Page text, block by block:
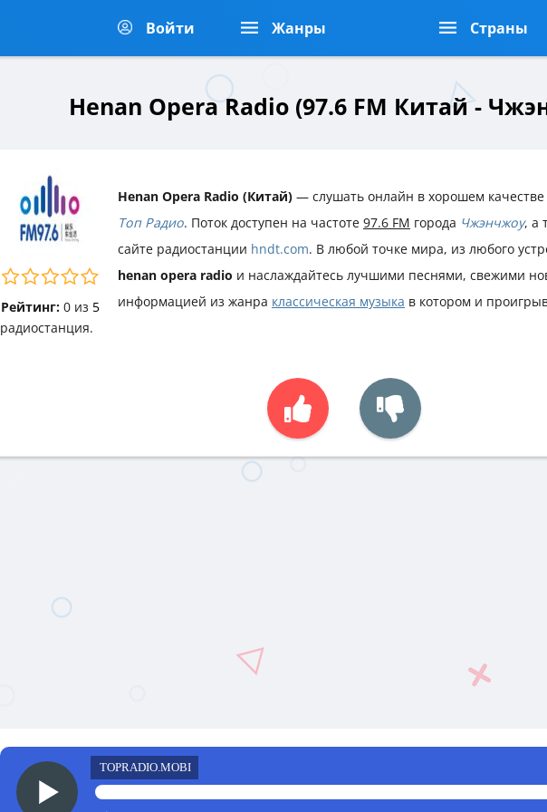
Войти Жанры Страны
Henan Opera Radio (97.6 FM Китай -
Рейтинг: 0из 5
Henan Opera Radio (Китай) — слушать онлайн в хорошем качестве
Топ Радио. Поток доступен на частоте 97.6 FM города Чжэнчжоу, а
сайте радиостанции hndt.com. В любой точке мира, из любого
henan opera radio и наслаждайтесь лучшими песнями, свежими
информацией из жанра классическая музыка в котором и
радиостанция.
TOPRADIO.MOBI